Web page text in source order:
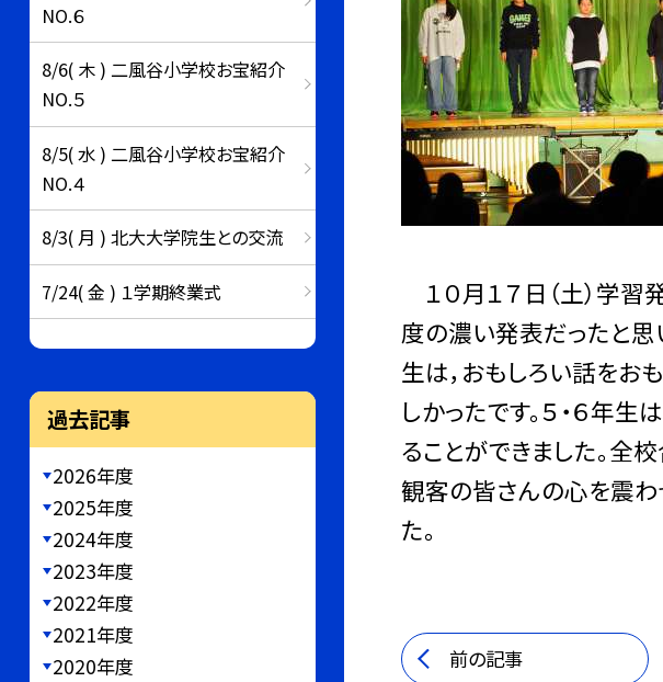
１０月１７日（土）学
度の濃い発表だったと思
生は，おもしろい話をお
しかったです。５・６年
ることができました。全
観客の皆さんの心を震わ
た。
前の記事
NO.６
8/6( 木 ) 二風谷小学校お宝紹介
NO.５
8/5( 水 ) 二風谷小学校お宝紹介
NO.４
8/3( 月 ) 北大大学院生との交流
7/24( 金 ) １学期終業式
過去記事
2026年度
2025年度
2024年度
2023年度
2022年度
2021年度
2020年度